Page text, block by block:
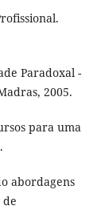
Paradoxal -
2005.
para uma
abordagens
de